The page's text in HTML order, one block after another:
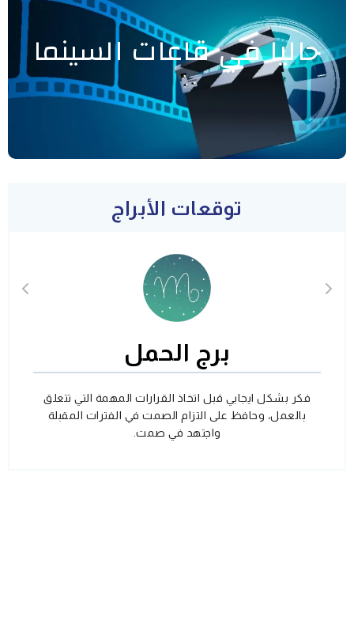
حاليا في قاعات السينما
توقعات الأبراج
برج الحمل
فكر بشكل ايجابي قبل اتخاذ القرارات المهمة التي تتعلق
بالعمل، وحافظ على التزام الصمت في الفترات المقبلة
واجتهد في صمت.